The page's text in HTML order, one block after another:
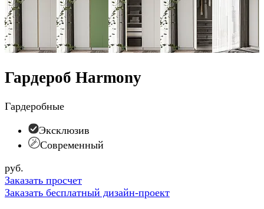
Гардероб Harmony
Гардеробные
Эксклюзив
Современный
руб.
Заказать просчет
Заказать бесплатный дизайн-проект